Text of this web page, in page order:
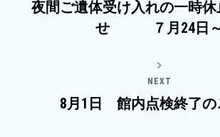
夜間ご遺体受け入れの一時休
せ ７月24日
NEXT
8月1日 館内点検終了の